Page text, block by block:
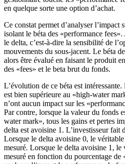
en quelque sorte une option d’achat.
Ce constat permet d’analyser l’impact
isolant le béta des «performance
le delta, c’est-à-dire la sensibilité de
mouvements du sous-jacent. Le béta
alors être évalué en faisant le produit
des «fees» et le beta brut du fonds.
L’évolution de ce béta est
est bien supérieure au «high-water
n’ont aucun impact sur les
Par contre, lorsque la valeur du fonds
water mark», tous les gains et pertes
delta est avoisine 1. L’investisseur fait
Lorsque le delta avoisine 0, le
mesuré. Lorsque le delta avoisine 1, le
mesuré en fonction du pourcentage de